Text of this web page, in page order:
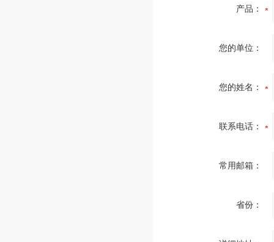
产品：
您的单位：
您的姓名：
联系电话：
常用邮箱：
省份：